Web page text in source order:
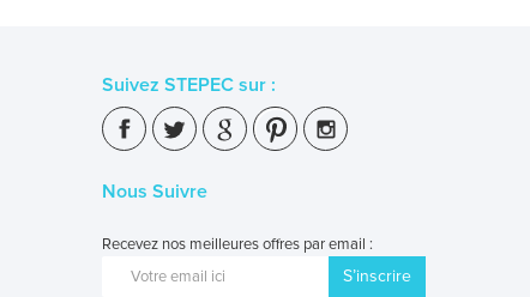
Suivez STEPEC sur :
Nous Suivre
Recevez nos meilleures offres par email :
S’inscrire